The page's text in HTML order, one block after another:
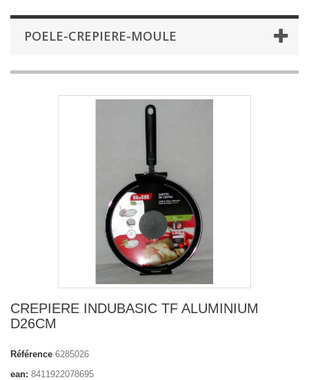
POELE-CREPIERE-MOULE
CREPIERE INDUBASIC TF ALUMINIUM
D26CM
Référence 6285026
ean: 8411922078695